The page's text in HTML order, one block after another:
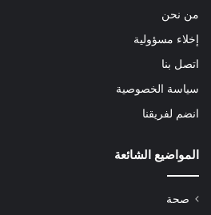
من نحن
إخلاء مسؤولية
اتصل بنا
سياسة الخصوصية
انضم لفريقنا
المواضيع الشائعة
صحة